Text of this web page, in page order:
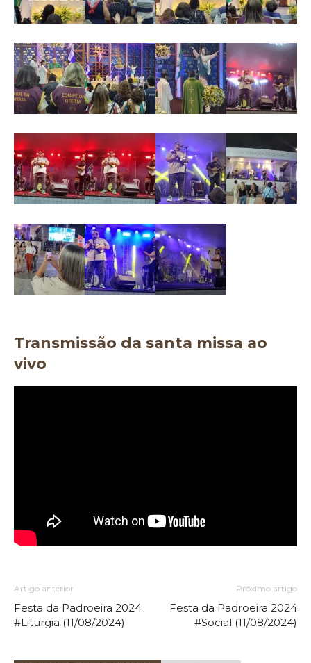
Transmissão da santa missa ao
vivo
Artigo anterior
Festa da Padroeira 2024
#Liturgia (11/08/2024)
Próximo artigo
Festa da Padroeira 2024
#Social (11/08/2024)